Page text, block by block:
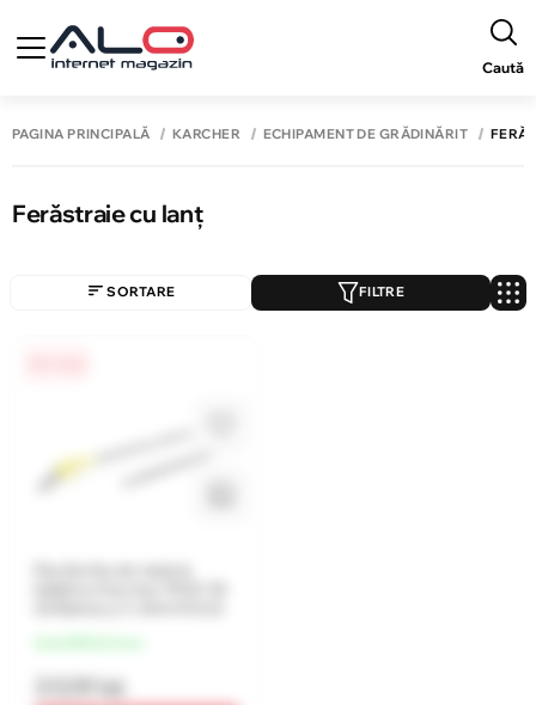
Caută
PAGINA PRINCIPALĂ KARCHER ECHIPAMENT DE GRĂDINĂRIT
Ferăstraie cu lanț
SORTARE FILTRE
3 539 lei